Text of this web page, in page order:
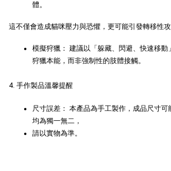
體。
這不僅會造成貓咪壓力與恐懼，更可能引發轉移性攻
模擬狩獵： 建議以「躲藏、閃避、快速移動
狩獵本能，而非強制性的肢體接觸。
4. 手作製品溫馨提醒
尺寸誤差： 本產品為手工製作，成品尺寸
均為獨一無二，
請以實物為準。